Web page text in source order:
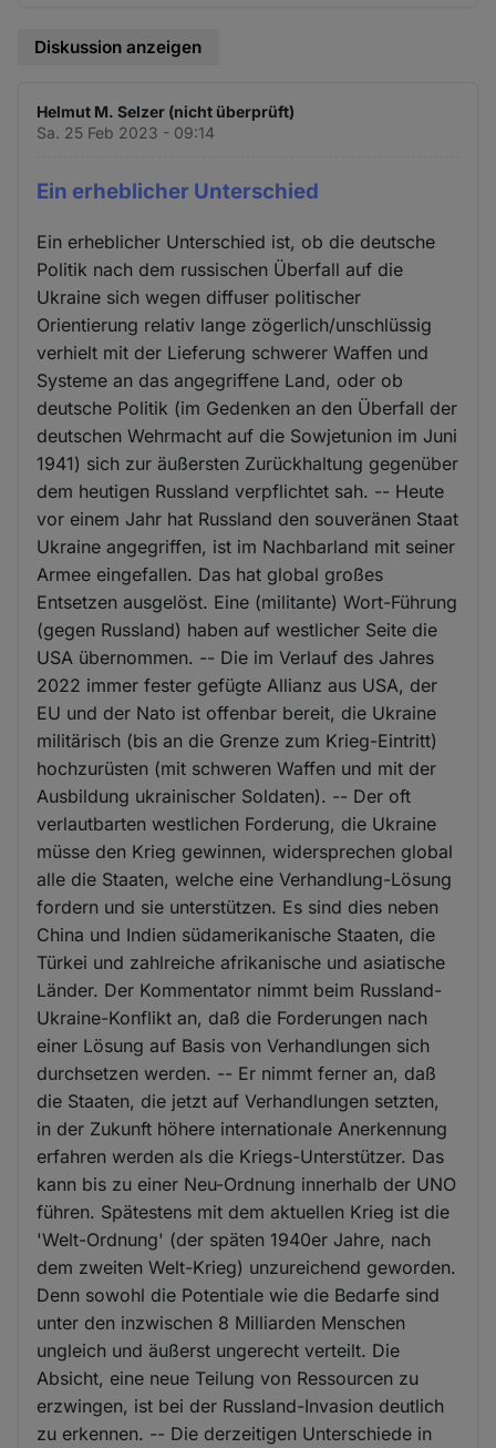
Diskussion anzeigen
Helmut M. Selzer (nicht überprüft)
Sa. 25 Feb 2023 - 09:14
Ein erheblicher Unterschied
Ein erheblicher Unterschied ist, ob die deutsche
Politik nach dem russischen Überfall auf die
Ukraine sich wegen diffuser politischer
Orientierung relativ lange zögerlich/unschlüssig
verhielt mit der Lieferung schwerer Waffen und
Systeme an das angegriffene Land, oder ob
deutsche Politik (im Gedenken an den Überfall der
deutschen Wehrmacht auf die Sowjetunion im Juni
1941) sich zur äußersten Zurückhaltung gegenüber
dem heutigen Russland verpflichtet sah. -- Heute
vor einem Jahr hat Russland den souveränen Staat
Ukraine angegriffen, ist im Nachbarland mit seiner
Armee eingefallen. Das hat global großes
Entsetzen ausgelöst. Eine (militante) Wort-Führung
(gegen Russland) haben auf westlicher Seite die
USA übernommen. -- Die im Verlauf des Jahres
2022 immer fester gefügte Allianz aus USA, der
EU und der Nato ist offenbar bereit, die Ukraine
militärisch (bis an die Grenze zum Krieg-Eintritt)
hochzurüsten (mit schweren Waffen und mit der
Ausbildung ukrainischer Soldaten). -- Der oft
verlautbarten westlichen Forderung, die Ukraine
müsse den Krieg gewinnen, widersprechen global
alle die Staaten, welche eine Verhandlung-Lösung
fordern und sie unterstützen. Es sind dies neben
China und Indien südamerikanische Staaten, die
Türkei und zahlreiche afrikanische und asiatische
Länder. Der Kommentator nimmt beim Russland-
Ukraine-Konflikt an, daß die Forderungen nach
einer Lösung auf Basis von Verhandlungen sich
durchsetzen werden. -- Er nimmt ferner an, daß
die Staaten, die jetzt auf Verhandlungen setzten,
in der Zukunft höhere internationale Anerkennung
erfahren werden als die Kriegs-Unterstützer. Das
kann bis zu einer Neu-Ordnung innerhalb der UNO
führen. Spätestens mit dem aktuellen Krieg ist die
'Welt-Ordnung' (der späten 1940er Jahre, nach
dem zweiten Welt-Krieg) unzureichend geworden.
Denn sowohl die Potentiale wie die Bedarfe sind
unter den inzwischen 8 Milliarden Menschen
ungleich und äußerst ungerecht verteilt. Die
Absicht, eine neue Teilung von Ressourcen zu
erzwingen, ist bei der Russland-Invasion deutlich
zu erkennen. -- Die derzeitigen Unterschiede in